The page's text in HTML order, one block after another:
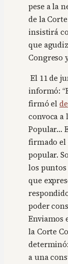
pese a la
de la
insistirá
que
Congreso
El 11 de
informó:
firmó el
convoca a
Popular…
firmado el
popular.
los
que
poder
Enviamos
la Corte
a una